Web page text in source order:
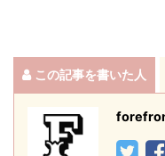
この記事を書いた人